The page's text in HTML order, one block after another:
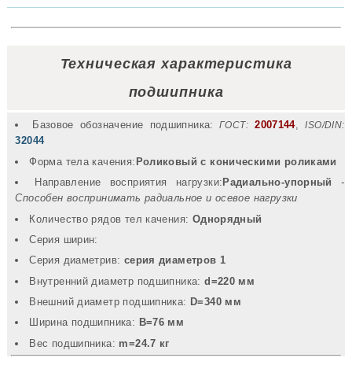
Техническая характеристика
подшипника
Базовое обозначение подшипника: ГОСТ: 2007144,ISO/DIN:
32044
Форма тела качения: Роликовый с коническими роликами
Направление восприятия нагрузки: Радиально-упорный
-
Способен воспринимать радиальное и осевое нагрузки
Количество рядов тел качения: Однорядный
Серия ширин:
Серия диаметрив: серия диаметров 1
Внутренний диаметр подшипника:d=220 мм
Внешний диаметр подшипника: D=340 мм
Ширина подшипника: B=76 мм
Вec подшипника: m=24.7 кг